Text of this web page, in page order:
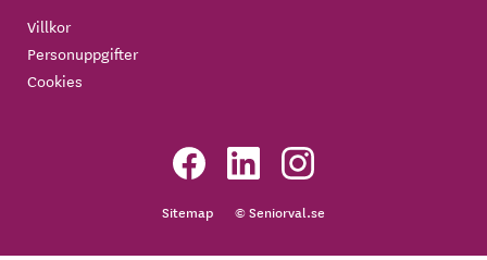
Villkor
Personuppgifter
Cookies
Sitemap © Seniorval.se